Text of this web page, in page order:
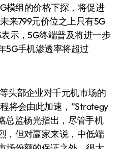
模组的价格下探，将促进
来799元价位之上只有5G
示，5G终端普及将进一步
5G手机渗透率将超过
头部企业对千元机市场的
将会由此加速，”Strategy
总监杨光指出，尽管手机
，但对赢家来说，中低端